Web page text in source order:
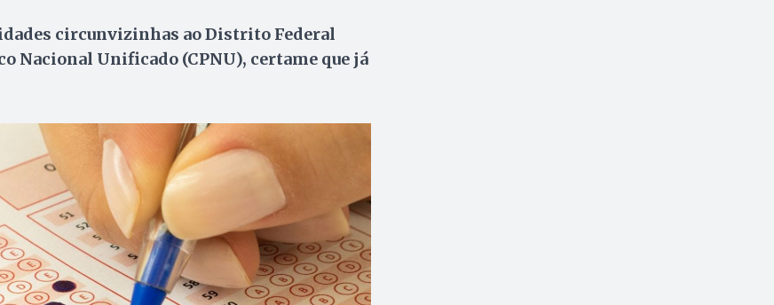
circunvizinhas ao Distrito Federal
Nacional Unificado (CPNU), certame que já